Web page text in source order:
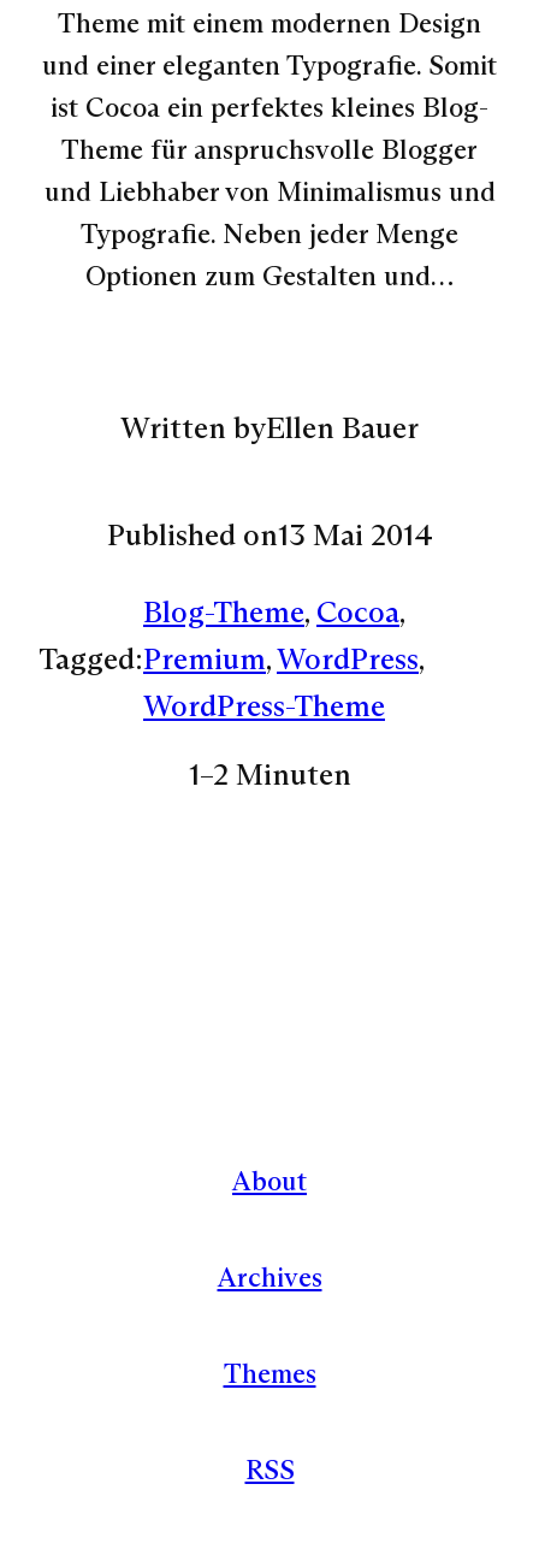
Theme mit einem modernen Design
und einer eleganten Typografie. Somit
ist Cocoa ein perfektes kleines Blog-
Theme für anspruchsvolle Blogger
und Liebhaber von Minimalismus und
Typografie. Neben jeder Menge
Optionen zum Gestalten und…
Written byEllen Bauer
Published on13 Mai 2014
Tagged:
Blog-Theme, Cocoa
Premium, WordPress
WordPress-Theme
1–2 Minuten
About
Archives
Themes
RSS